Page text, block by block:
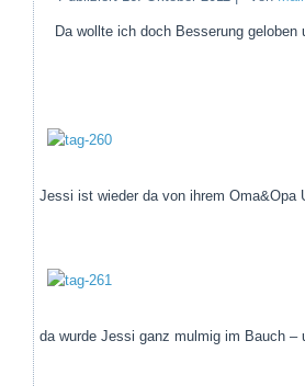
Da wollte ich doch Besserung
Jessi ist wieder da von ihrem Oma&Opa
da wurde Jessi ganz mulmig im Bauch –